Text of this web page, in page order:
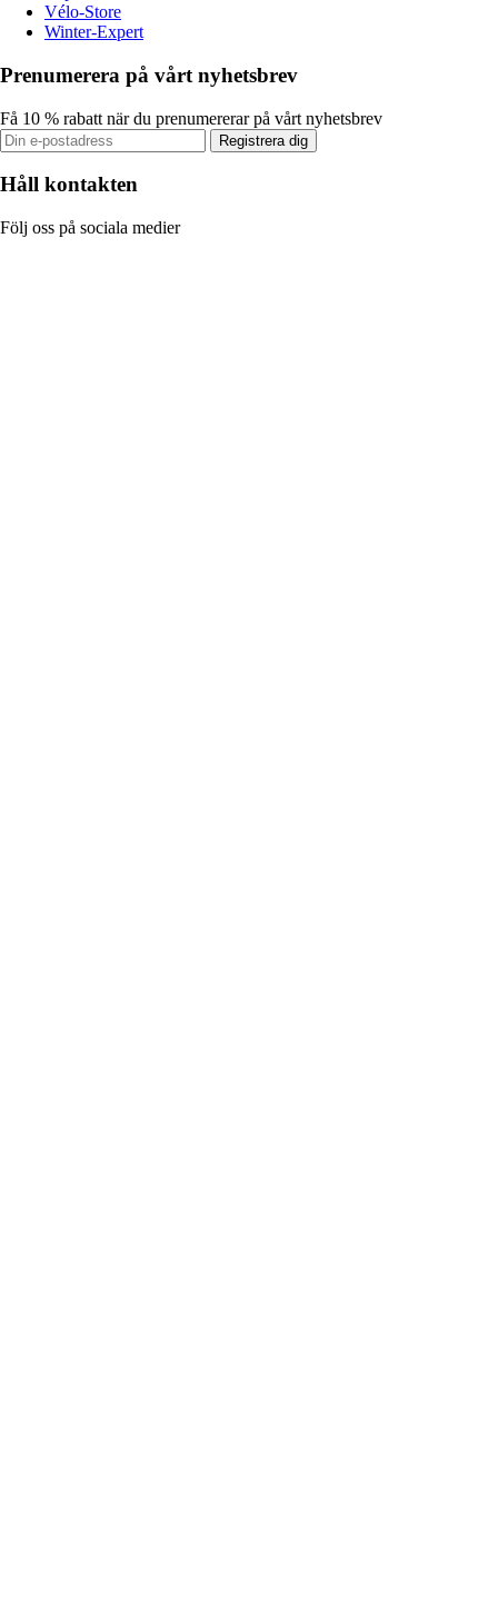
Vélo-Store
Winter-Expert
Prenumerera på vårt nyhetsbrev
Få 10 % rabatt när du prenumererar på vårt nyhetsbrev
Registrera dig
Håll kontakten
Följ oss på sociala medier